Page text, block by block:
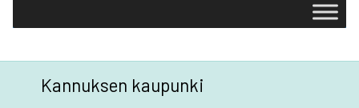
Kannuksen kaupunki